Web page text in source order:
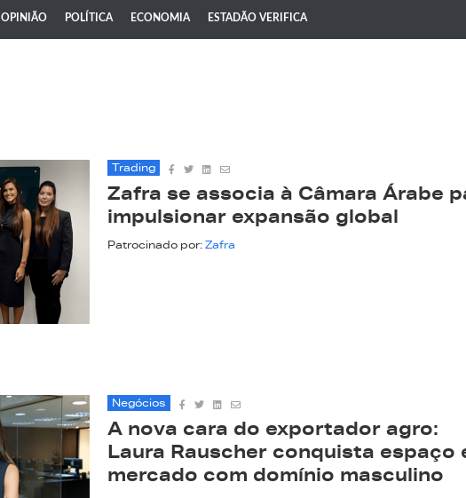
OPINIÃO POLÍTICA ECONOMIA ESTADÃO VERIFICA
Trading
Zafra se associa à Câmara Árabe
impulsionar expansão global
Patrocinado por: Zafra
Negócios
A nova cara do exportador agro:
Laura Rauscher conquista espaço
mercado com domínio masculino